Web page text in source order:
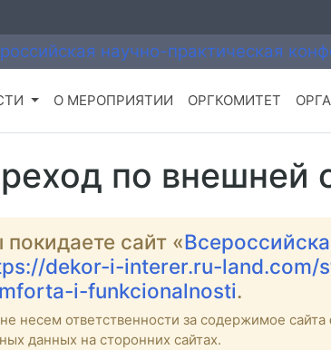
О МЕРОПРИЯТИИ ОРГКОМИТЕТ
по внешней
покидаете сайт «
dekor-i-interer.ru-
i-funkcionalnosti.
несем ответственности за содержимое сайта
данных на сторонних сайтах.